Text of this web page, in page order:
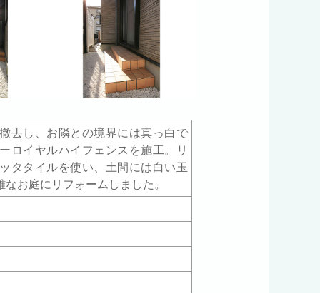
去し、お隣との境界には真っ白で
ロイヤルハイフェンスを施工。リ
タタイルを使い、土間には白い玉
お庭にリフォームしました。